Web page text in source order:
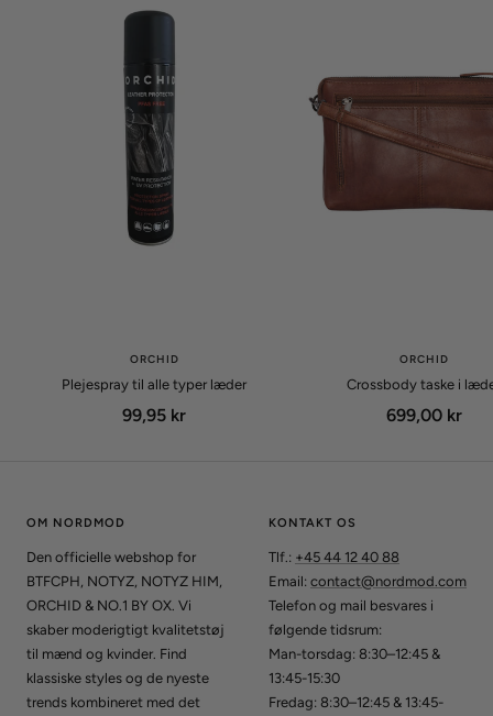
ORCHID
Plejespray til alle typer læder
Udsalgspris
99,95 kr
ORCHID
Crossbody taske i
Udsalgspris
699,00 kr
OM NORDMOD
Den officielle webshop for
BTFCPH, NOTYZ, NOTYZ HIM,
ORCHID & NO.1 BY OX. Vi
skaber moderigtigt kvalitetstøj
til mænd og kvinder. Find
klassiske styles og de nyeste
trends kombineret med det
KONTAKT OS
Tlf.: +45 44 12 40 88
Email: contact@nordmod.com
Telefon og mail besvares i
følgende tidsrum:
Man-torsdag: 8:30–12:45 &
13:45-15:30
Fredag: 8:30–12:45 & 13:45-